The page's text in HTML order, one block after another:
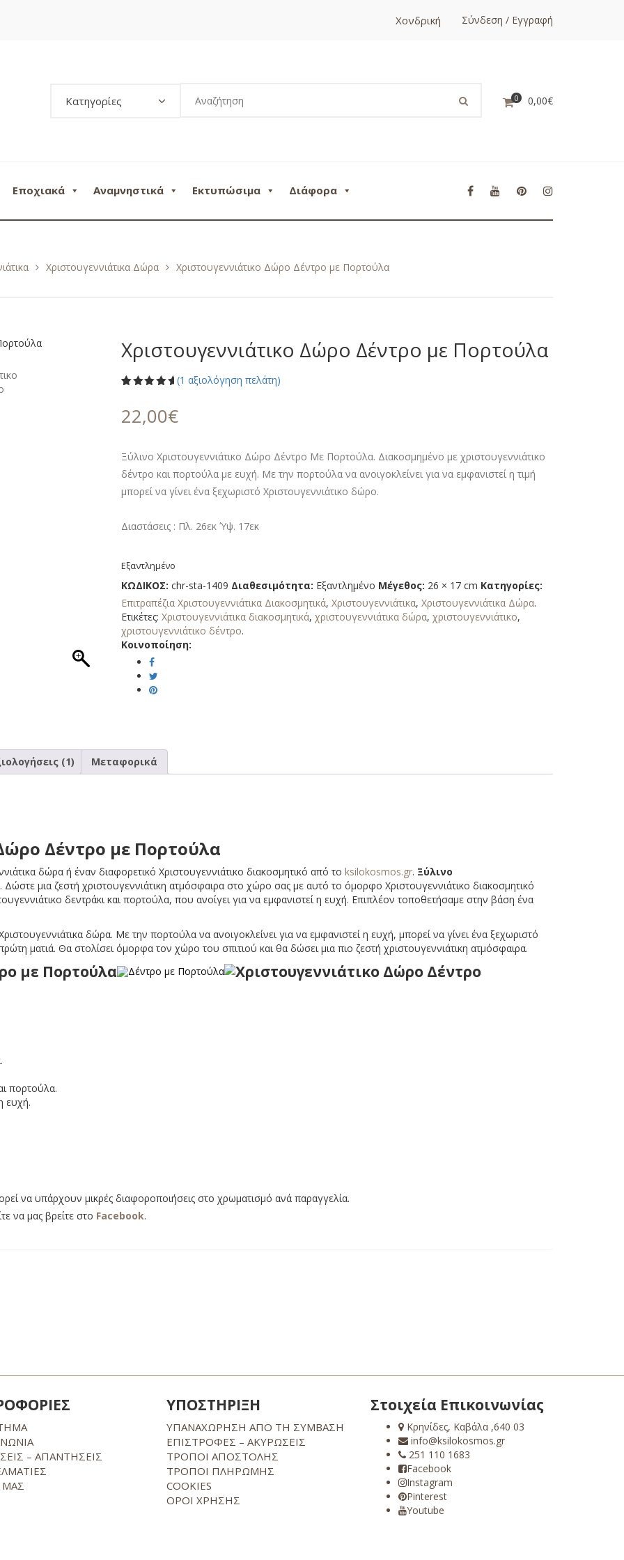
Χονδρική Σύνδεση / Εγγραφή
Κατηγορίες 0 0,00€
Εποχιακά Αναμνηστικά Εκτυπώσιμα Διάφορα
Χριστουγεννιάτικα Δώρα Χριστουγεννιάτικο Δώρο Δέντρο με Πορτούλα
Χριστουγεννιάτικο Δώρο Δέντρο με Πορτούλα
από 5 με
βάση
(1 αξιολόγηση πελάτη)
22,00€
Ξύλινο Χριστουγεννιάτικο Δώρο Δέντρο Με Πορτούλα. Διακοσμημένο με χριστουγεννιάτικο
δέντρο και πορτούλα με ευχή. Με την πορτούλα να ανοιγοκλείνει για να εμφανιστεί η τιμή
μπορεί να γίνει ένα ξεχωριστό Χριστουγεννιάτικο δώρο.
Διαστάσεις : Πλ. 26εκ Ύψ. 17εκ
Εξαντλημένο
ΚΩΔΙΚΟΣ: chr-sta-1409 Διαθεσιμότητα: Εξαντλημένο Μέγεθος: 26 × 17 cm Κατηγορίες:
Επιτραπέζια Χριστουγεννιάτικα Διακοσμητικά, Χριστουγεννιάτικα, Χριστουγεννιάτικα Δώρα.
Ετικέτες: Χριστουγεννιάτικα διακοσμητικά, χριστουγεννιάτικα δώρα, χριστουγεννιάτικο,
χριστουγεννιάτικο δέντρο.
Κοινοποίηση:
(1) Μεταφορικά
Δέντρο με Πορτούλα
δώρα ή έναν διαφορετικό Χριστουγεννιάτικο διακοσμητικό από το ksilokosmos.gr. Ξύλινο
. Δώστε μια ζεστή χριστουγεννιάτικη ατμόσφαιρα στο χώρο σας με αυτό το όμορφο Χριστουγεννιάτικο διακοσμητικό
δεντράκι και πορτούλα, που ανοίγει για να εμφανιστεί η ευχή. Επιπλέον τοποθετήσαμε στην βάση ένα
δώρα. Με την πορτούλα να ανοιγοκλείνει για να εμφανιστεί η ευχή, μπορεί να γίνει ένα ξεχωριστό
ματιά. Θα στολίσει όμορφα τον χώρο του σπιτιού και θα δώσει μια πιο ζεστή χριστουγεννιάτικη ατμόσφαιρα.
πορτούλα.
ευχή.
να υπάρχουν μικρές διαφοροποιήσεις στο χρωματισμό ανά παραγγελία.
να μας βρείτε στο Facebook.
– ΑΠΑΝΤΗΣΕΙΣ
ΜΑΣ
ΥΠΟΣΤΗΡΙΞΗ
ΥΠΑΝΑΧΩΡΗΣΗ ΑΠΟ ΤΗ ΣΥΜΒΑΣΗ
ΕΠΙΣΤΡΟΦΕΣ – ΑΚΥΡΩΣΕΙΣ
ΤΡΟΠΟΙ ΑΠΟΣΤΟΛΗΣ
ΤΡΟΠΟΙ ΠΛΗΡΩΜΗΣ
COOKIES
ΟΡΟΙ ΧΡΗΣΗΣ
Στοιχεία Επικοινωνίας
Κρηνίδες, Καβάλα ,640 03
info@ksilokosmos.gr
251 110 1683
Facebook
Instagram
Pinterest
Youtube